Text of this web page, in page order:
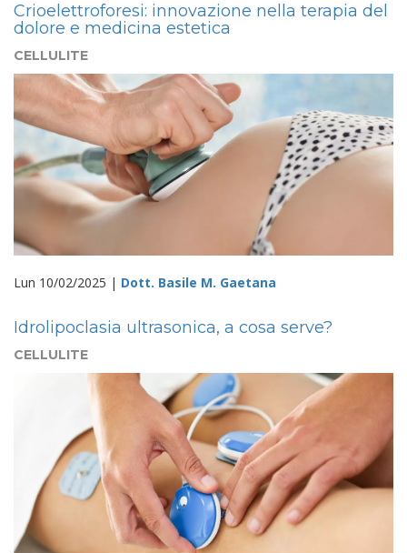
Crioelettroforesi: innovazione nella terapia del
dolore e medicina estetica
CELLULITE
Lun 10/02/2025 | Dott. Basile M. Gaetana
Idrolipoclasia ultrasonica, a cosa serve?
CELLULITE